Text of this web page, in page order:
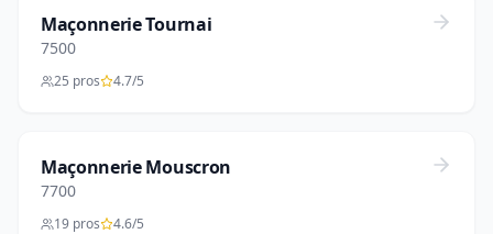
Maçonnerie Tournai
7500
25 pros 4.7/5
Maçonnerie Mouscron
7700
19 pros 4.6/5